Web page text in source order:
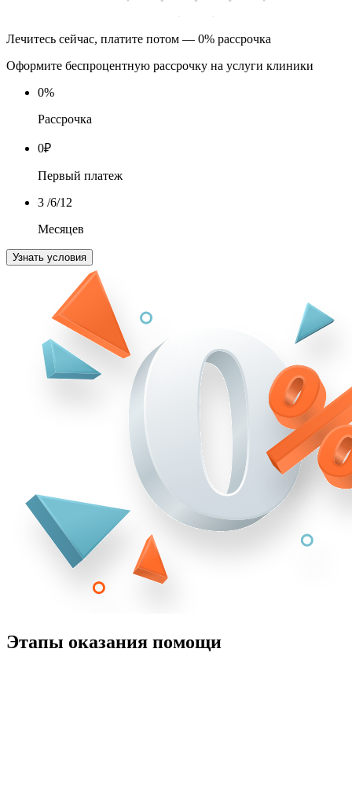
Лечитесь сейчас, платите потом — 0% рассрочка
Оформите беспроцентную рассрочку на услуги клиники
0%
Рассрочка
0₽
Первый платеж
3 /6/12
Месяцев
Узнать условия
Этапы оказания помощи